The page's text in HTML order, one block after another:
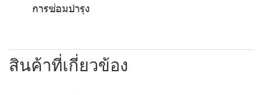
การซ่อมบำรุง
สินค้าที่เกี่ยวข้อง